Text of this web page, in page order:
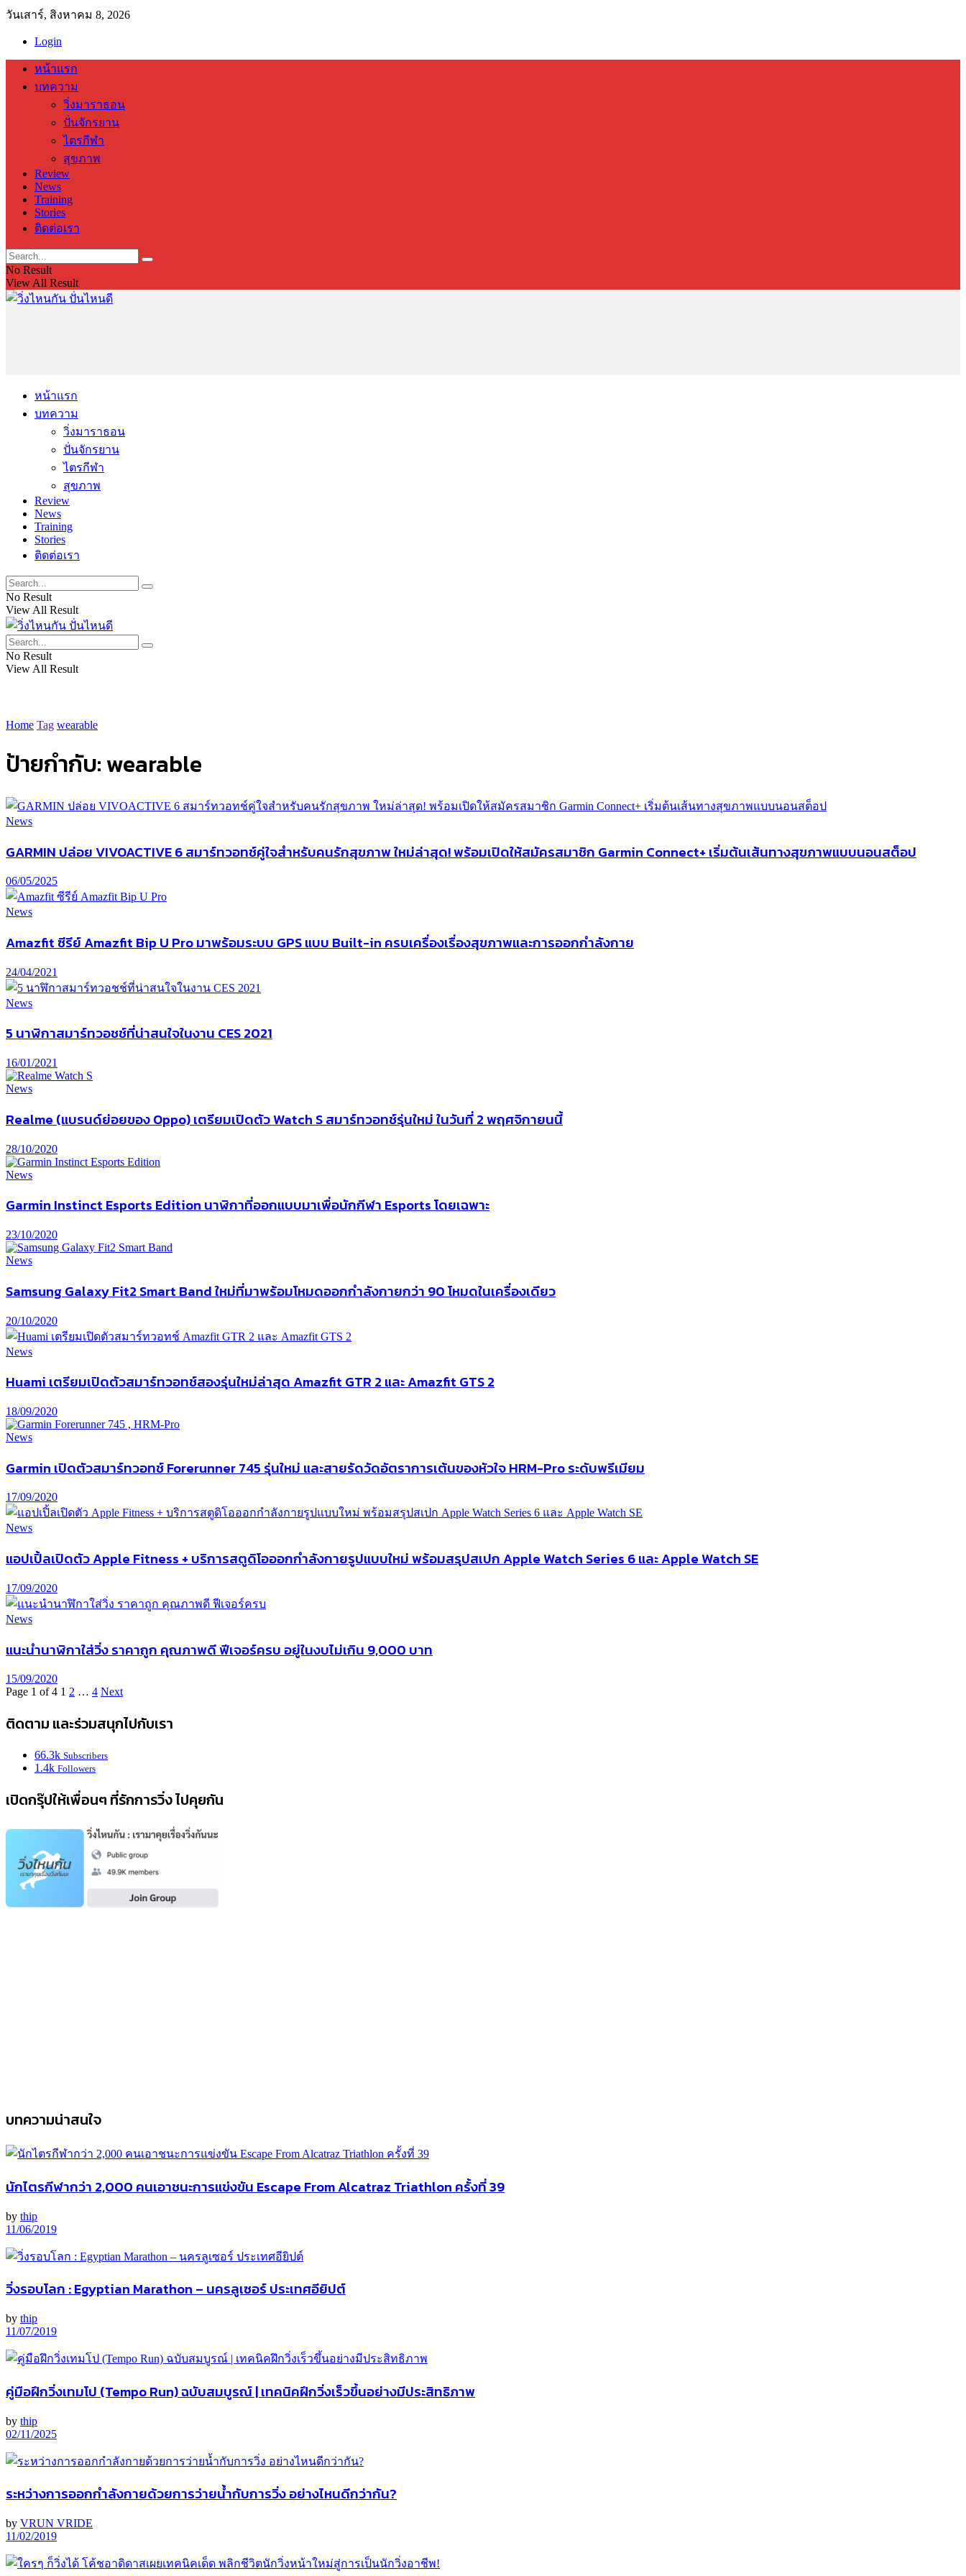
วันเสาร์, สิงหาคม 8, 2026
Login
หน้าแรก
บทความ
วิ่งมาราธอน
ปั่นจักรยาน
ไตรกีฬา
สุขภาพ
Review
News
Training
Stories
ติดต่อเรา
No Result
View All Result
หน้าแรก
บทความ
วิ่งมาราธอน
ปั่นจักรยาน
ไตรกีฬา
สุขภาพ
Review
News
Training
Stories
ติดต่อเรา
No Result
View All Result
No Result
View All Result
Home Tag wearable
ป้ายกำกับ:wearable
News
GARMIN ปล่อย VIVOACTIVE 6 สมาร์ทวอทช์คู่ใจสำหรับคนรักสุขภาพ ใหม่ล่าสุด! พร้อมเปิดให้สมัครสมาชิก Garmin Connect+ เริ่มต้นเส้นทางสุขภาพแบบนอนสต็อป
06/05/2025
News
Amazfit ซีรีย์ Amazfit Bip U Pro มาพร้อมระบบ GPS แบบ Built-in ครบเครื่องเรื่องสุขภาพและการออกกำลังกาย
24/04/2021
News
5 นาฬิกาสมาร์ทวอชช์ที่น่าสนใจในงาน CES 2021
16/01/2021
News
Realme (แบรนด์ย่อยของ Oppo) เตรียมเปิดตัว Watch S สมาร์ทวอทช์รุ่นใหม่ ในวันที่ 2 พฤศจิกายนนี้
28/10/2020
News
Garmin Instinct Esports Edition นาฬิกาที่ออกแบบมาเพื่อนักกีฬา Esports โดยเฉพาะ
23/10/2020
News
Samsung Galaxy Fit2 Smart Band ใหม่ที่มาพร้อมโหมดออกกำลังกายกว่า 90 โหมดในเครื่องเดียว
20/10/2020
News
Huami เตรียมเปิดตัวสมาร์ทวอทช์สองรุ่นใหม่ล่าสุด Amazfit GTR 2 และ Amazfit GTS 2
18/09/2020
News
Garmin เปิดตัวสมาร์ทวอทช์ Forerunner 745 รุ่นใหม่ และสายรัดวัดอัตราการเต้นของหัวใจ HRM-Pro ระดับพรีเมียม
17/09/2020
News
แอปเปิ้ลเปิดตัว Apple Fitness + บริการสตูดิโอออกกำลังกายรูปแบบใหม่ พร้อมสรุปสเปก Apple Watch Series 6 และ Apple Watch SE
17/09/2020
News
แนะนำนาฬิกาใส่วิ่ง ราคาถูก คุณภาพดี ฟีเจอร์ครบ อยู่ในงบไม่เกิน 9,000 บาท
15/09/2020
Page 1 of 4 1 2 … 4 Next
ติดตาม และร่วมสนุกไปกับเรา
66.3k Subscribers
1.4k Followers
เปิดกรุ๊ปให้เพื่อนๆ ที่รักการวิ่ง ไปคุยกัน
บทความน่าสนใจ
นักไตรกีฬากว่า 2,000 คนเอาชนะการแข่งขัน Escape From Alcatraz Triathlon ครั้งที่ 39
by thip
11/06/2019
วิ่งรอบโลก : Egyptian Marathon – นครลูเซอร์ ประเทศอียิปต์
by thip
11/07/2019
คู่มือฝึกวิ่งเทมโป (Tempo Run) ฉบับสมบูรณ์ | เทคนิคฝึกวิ่งเร็วขึ้นอย่างมีประสิทธิภาพ
by thip
02/11/2025
ระหว่างการออกกำลังกายด้วยการว่ายน้ำกับการวิ่ง อย่างไหนดีกว่ากัน?
by VRUN VRIDE
11/02/2019